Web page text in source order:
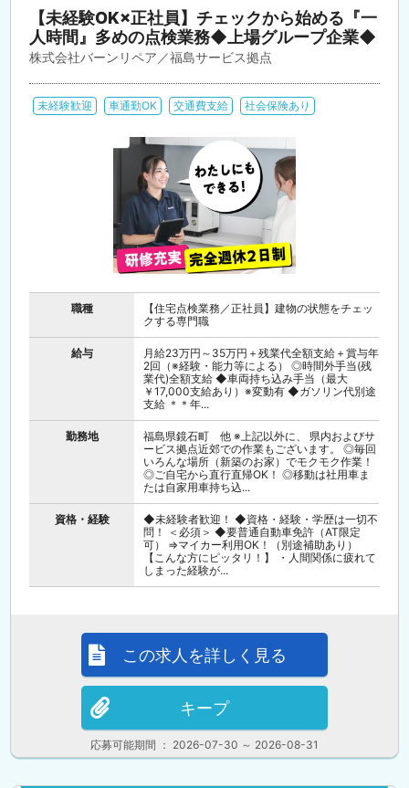
【未経験OK×正社員】チェックから始める『一
人時間』多めの点検業務◆上場グループ企業◆
株式会社バーンリペア／福島サービス拠点
未経験歓迎 車通勤OK 交通費支給 社会保険あり
職種
【住宅点検業務／正社員】建物の状態をチェッ
クする専門職
給与
月給23万円～35万円＋残業代全額支給＋賞与年
2回（※経験・能力等による） ◎時間外手当(残
業代)全額支給 ◆車両持ち込み手当（最大
￥17,000支給あり）※変動有 ◆ガソリン代別途
支給 ＊＊年...
勤務地
福島県鏡石町 他 ※上記以外に、 県内およびサ
ービス拠点近郊での作業もございます。 ◎毎回
いろんな場所（新築のお家）でモクモク作業！
◎ご自宅から直行直帰OK！ ◎移動は社用車ま
たは自家用車持ち込...
資格・経験
◆未経験者歓迎！ ◆資格・経験・学歴は一切不
問！ ＜必須＞ ◆要普通自動車免許（AT限定
可） ⇒マイカー利用OK！（別途補助あり）
【こんな方にピッタリ！】 ・人間関係に疲れて
しまった経験が...
応募可能期間 ： 2026-07-30 ～ 2026-08-31
この求人を詳しく見る
キープ